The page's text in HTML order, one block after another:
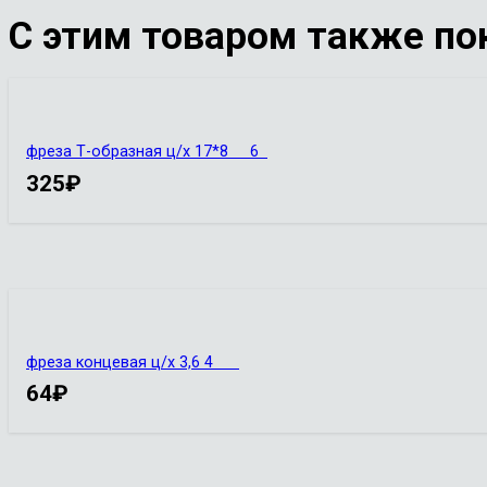
С этим товаром также
фреза Т-образная ц/х 17*8 6
325₽
фреза концевая ц/х 3,6 4
64₽